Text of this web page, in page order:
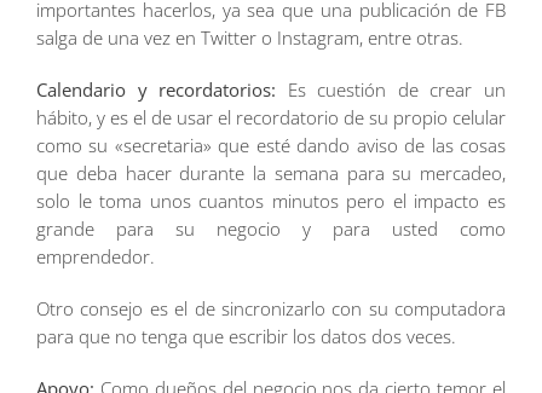
importantes hacerlos, ya sea que una publicación de FB
salga de una vez en Twitter o Instagram, entre otras.
Calendario y recordatorios: Es cuestión de crear un
hábito, y es el de usar el recordatorio de su propio celular
como su «secretaria» que esté dando aviso de las cosas
que deba hacer durante la semana para su mercadeo,
solo le toma unos cuantos minutos pero el impacto es
grande para su negocio y para usted como
emprendedor.
Otro consejo es el de sincronizarlo con su computadora
para que no tenga que escribir los datos dos veces.